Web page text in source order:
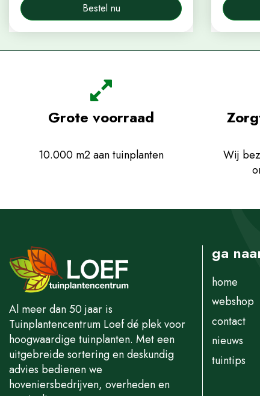
Bestel nu
Grote voorraad
10.000 m2 aan tuinplanten
Wij
Al meer dan 50 jaar is
Tuinplantencentrum Loef dé plek voor
hoogwaardige tuinplanten. Met een
uitgebreide sortering en deskundig
advies bedienen we
hoveniersbedrijven, overheden en
ga
home
webshop
contact
nieuws
tuintips